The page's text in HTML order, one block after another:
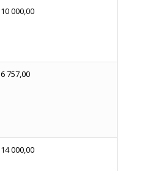
10 000,00
6 757,00
14 000,00